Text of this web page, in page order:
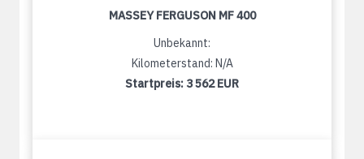
MASSEY FERGUSON MF 400
Unbekannt:
Kilometerstand: N/A
Startpreis: 3 562 EUR